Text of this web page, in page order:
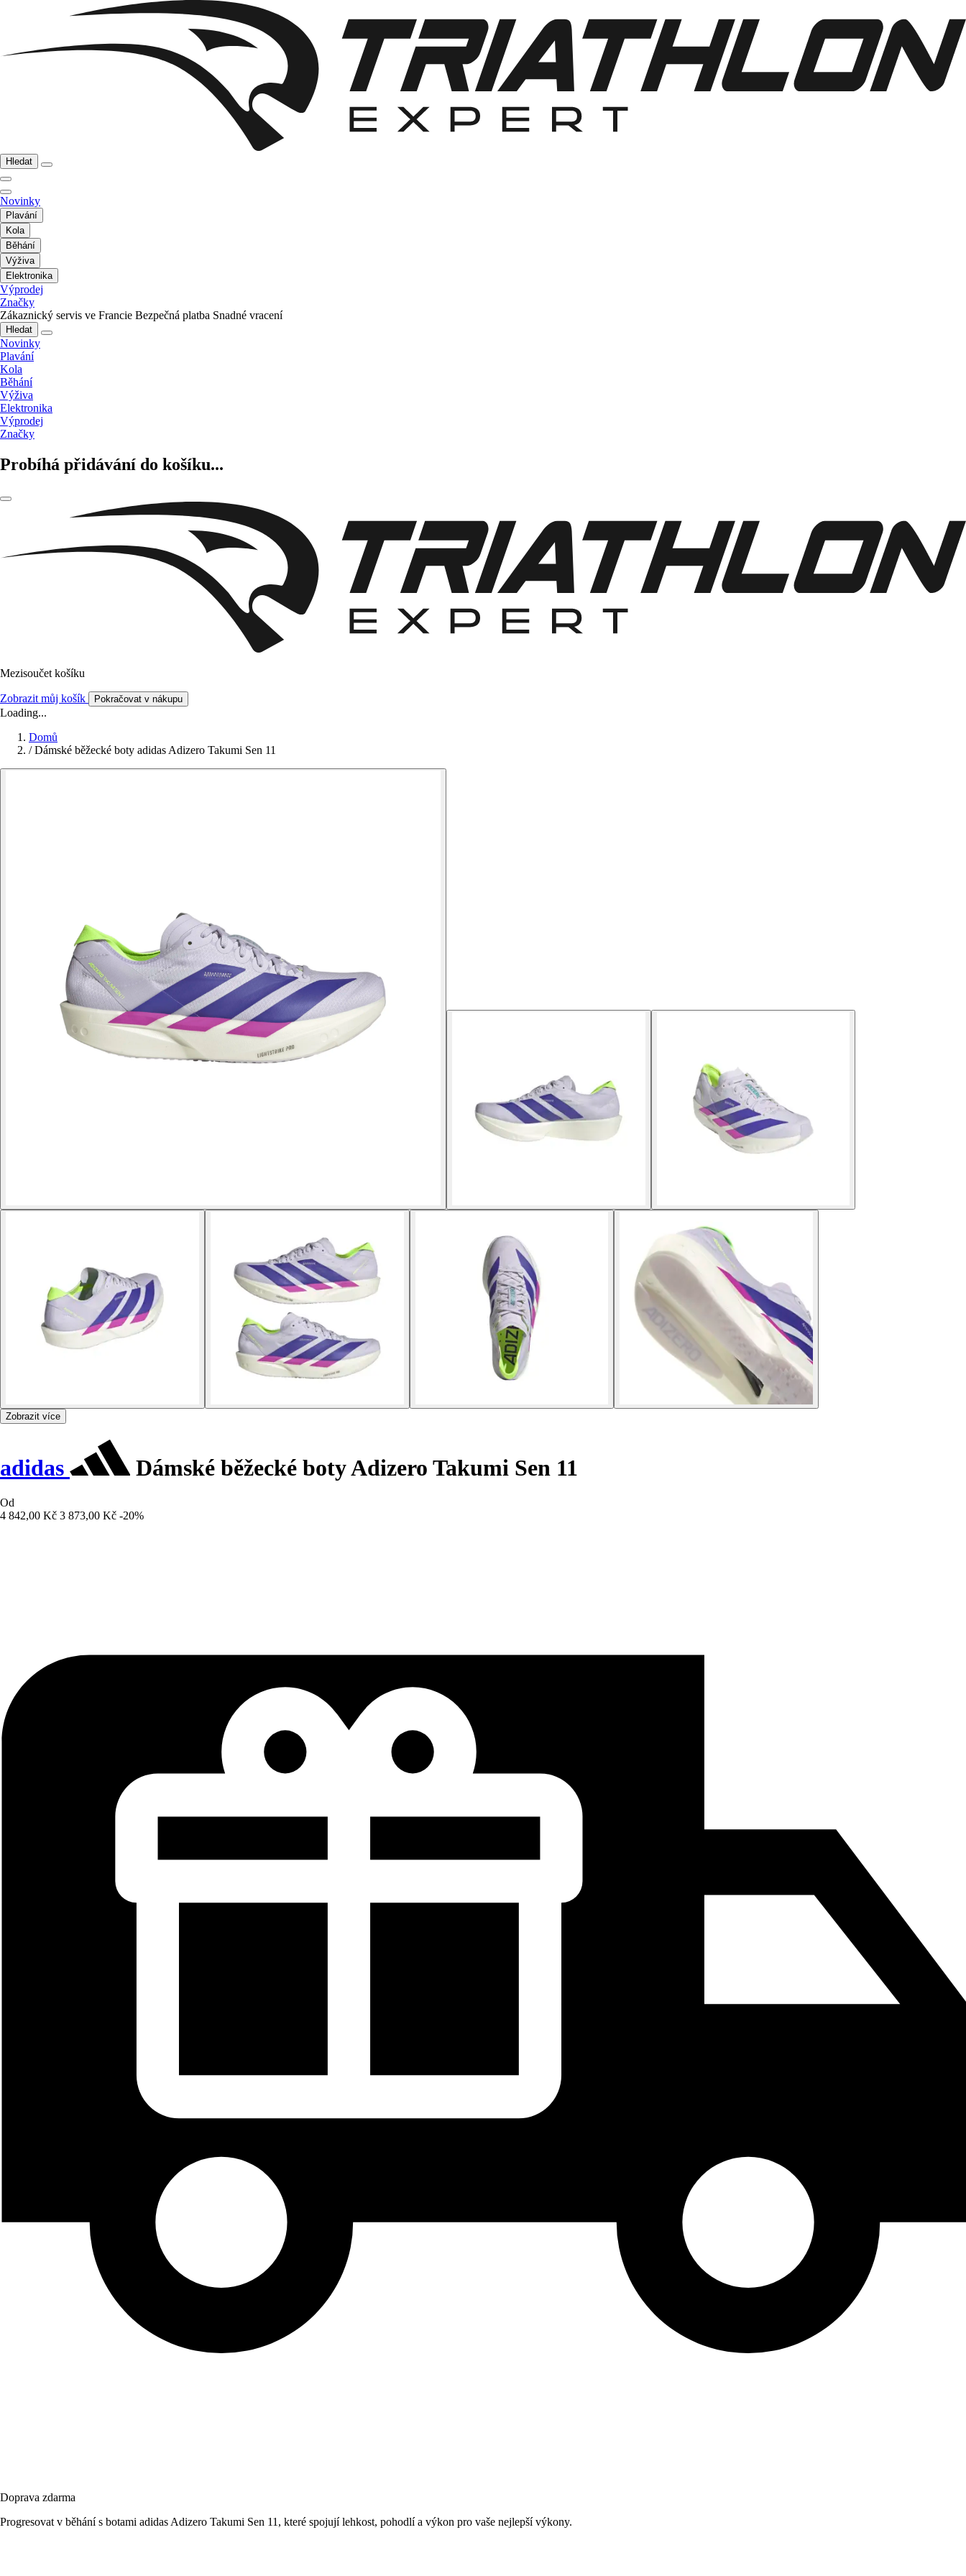
Hledat
Novinky
Plavání
Kola
Běhání
Výživa
Elektronika
Výprodej
Značky
Zákaznický servis ve Francie Bezpečná platba Snadné vracení
Hledat
Novinky
Plavání
Kola
Běhání
Výživa
Elektronika
Výprodej
Značky
Probíhá přidávání do košíku...
Mezisoučet košíku
Zobrazit můj košík Pokračovat v nákupu
Loading...
Domů
/ Dámské běžecké boty adidas Adizero Takumi Sen 11
Zobrazit více
adidas Dámské běžecké boty Adizero Takumi Sen 11
Od
4 842,00 Kč 3 873,00 Kč -20%
Doprava zdarma
Progresovat v běhání s botami adidas Adizero Takumi Sen 11, které spojují lehkost, pohodlí a výkon pro vaše nejlepší výkony.